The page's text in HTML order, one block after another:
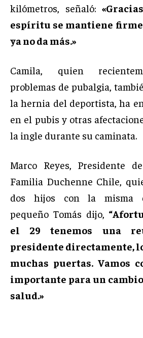
kilómetros, señaló:
espíritu se mantiene
ya no da más.»
Camila, quien
problemas de pubalgia,
la hernia del deportista, ha
en el pubis y otras
la ingle durante su caminata.
Marco Reyes, Presidente
Familia Duchenne Chile,
dos hijos con la misma
pequeño Tomás dijo,
el 29 tenemos una
presidente directamente,
muchas puertas. Vamos
importante para un
salud.»